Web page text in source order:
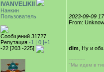
IVANVELIKII
Нанкин
Пользователь
Сообщений 31727
Репутация -1 | 0 |+1
-22 [203 -225]
2023-09-09
From:
dim , Ну и
-----------
"Мы идем в